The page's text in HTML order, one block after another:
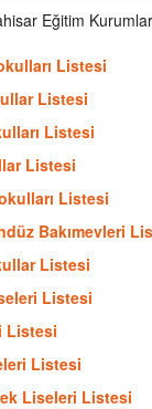
Eğitim
Listesi
Listesi
Listesi
Listesi
Listesi
Bakımevleri
Listesi
Listesi
Listesi
Listesi
Liseleri Listesi